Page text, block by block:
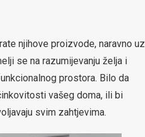
njihove proizvode, naravno uz
se na razumijevanju želja i
prostora. Bilo da
vašeg doma, ili bi
svim zahtjevima.